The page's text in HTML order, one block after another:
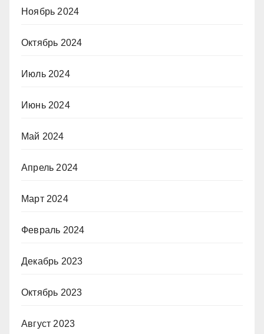
Ноябрь 2024
Октябрь 2024
Июль 2024
Июнь 2024
Май 2024
Апрель 2024
Март 2024
Февраль 2024
Декабрь 2023
Октябрь 2023
Август 2023